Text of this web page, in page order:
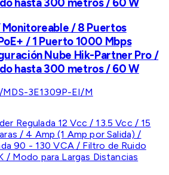
/ 8 Puertos
/ 1 Puerto 1000 Mbps
Nube Hik-Partner Pro /
hasta 300 metros / 60 W
MDS-3E1309P-EI/M